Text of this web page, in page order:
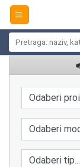
Skip
content
Odaberi
Odaberi
Odaberi tip...